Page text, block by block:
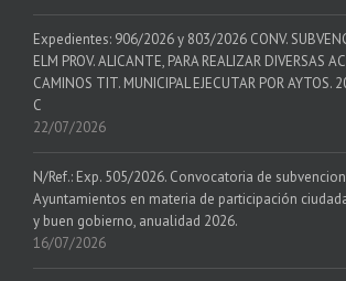
Expedientes: 906/2026 y 803/2026 CONV.
ELM PROV. ALICANTE, PARA REALIZAR DIVERSAS
CAMINOS TIT. MUNICIPAL EJECUTAR POR AYTOS.
C
22/07/2026
N/Ref.: Exp. 505/2026. Convocatoria de
Ayuntamientos en materia de participación
y buen gobierno, anualidad 2026.
16/07/2026